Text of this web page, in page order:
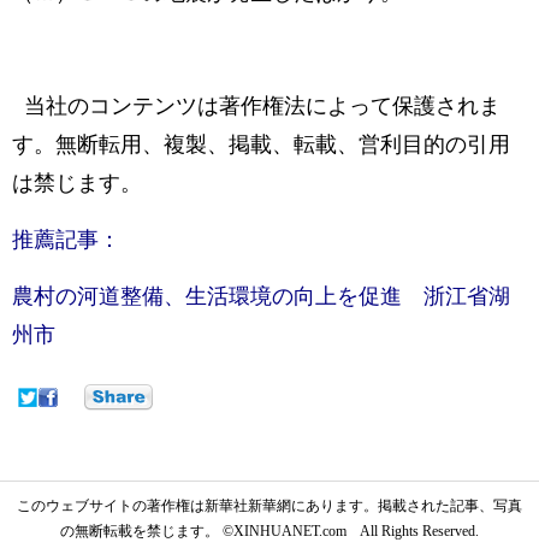
当社のコンテンツは著作権法によって保護されま
す。無断転用、複製、掲載、転載、営利目的の引用
は禁じます。
推薦記事：
農村の河道整備、生活環境の向上を促進 浙江省湖
州市
このウェブサイトの著作権は新華社新華網にあります。掲載された記事、写真
の無断転載を禁じます。 ©XINHUANET.com All Rights Reserved.